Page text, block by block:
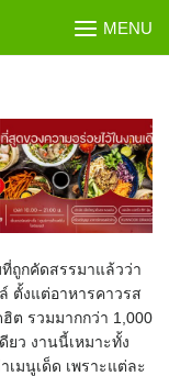
MENU
ถูกคัดสรรมาแล้วว่า
ตั้งแต่อาหารคาวรส
ต รวมมากกว่า 1,000
ว งานนี้เหมาะทั้ง
มนูเด็ด เพราะแต่ละ